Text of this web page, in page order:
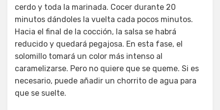
cerdo y toda la marinada. Cocer durante 20
minutos dándoles la vuelta cada pocos minutos.
Hacia el final de la cocción, la salsa se habrá
reducido y quedará pegajosa. En esta fase, el
solomillo tomará un color más intenso al
caramelizarse. Pero no quiere que se queme. Si es
necesario, puede añadir un chorrito de agua para
que se suelte.